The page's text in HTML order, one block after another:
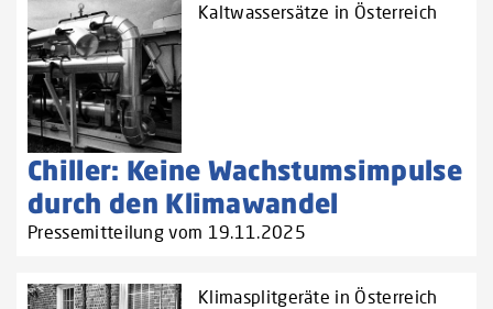
Kaltwassersätze in Österreich
Chiller: Keine Wachstumsimpulse
durch den Klimawandel
Pressemitteilung vom 19.11.2025
Klimasplitgeräte in Österreich